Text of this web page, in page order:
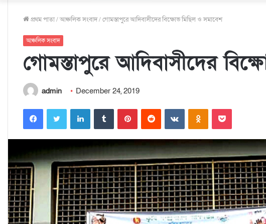
প্রথম পাতা/আঞ্চলিক সংবাদ/গোমস্তাপুরে আদিবাসীদের বিক্ষোভ মিছিল ও সমাবেশ
আঞ্চলিক সংবাদ
গোমস্তাপুরে আদিবাসীদের
admin December 24, 2019